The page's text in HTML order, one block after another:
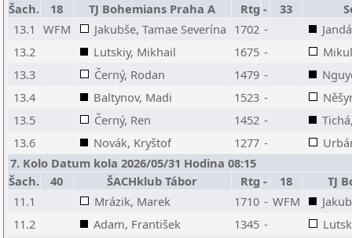
Šach.
18 TJ Bohemians Praha A Rtg - 33
13.1
WFM Jakubše, Tamae Severína 1702 -
13.2
Lutskiy, Mikhail 1675 -
13.3
Černý, Rodan 1479 -
13.4
Baltynov, Madi 1523 -
13.5
Černý, Ren 1452 -
13.6
Novák, Kryštof 1277 -
7. Kolo Datum kola 2026/05/31 Hodina 08:15
Šach.
40 ŠACHklub Tábor Rtg - 18
TJ
11.1
Mrázik, Marek 1710 - WFM
11.2
Adam, František 1345 -